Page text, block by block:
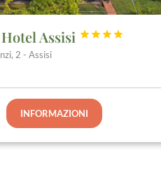
Assisi 



2 - Assisi
INFORMAZIONI